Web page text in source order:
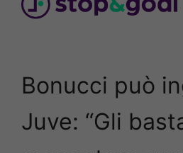
contenuto
Bonucci può
Juve: “Gli